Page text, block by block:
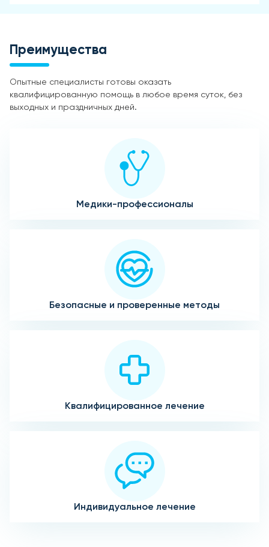
Преимущества
Опытные специалисты готовы оказать
квалифицированную помощь в любое время суток, без
выходных и праздничных дней.
Медики-профессионалы
Безопасные и проверенные методы
Квалифицированное лечение
Индивидуальное лечение